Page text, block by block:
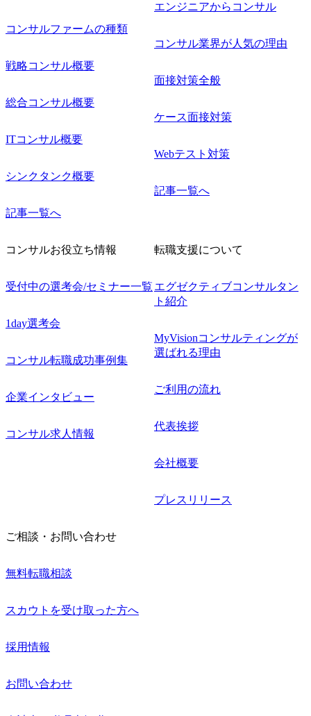
コンサルファームの種類
戦略コンサル概要
総合コンサル概要
ITコンサル概要
シンクタンク概要
記事一覧へ
エンジニアからコンサル
コンサル業界が人気の理由
面接対策全般
ケース面接対策
Webテスト対策
記事一覧へ
コンサルお役立ち情報
受付中の選考会/セミナー一覧
1day選考会
コンサル転職成功事例集
企業インタビュー
コンサル求人情報
転職支援について
エグゼクティブコンサルタン
ト紹介
MyVisionコンサルティングが
選ばれる理由
ご利用の流れ
代表挨拶
会社概要
プレスリリース
ご相談・お問い合わせ
無料転職相談
スカウトを受け取った方へ
採用情報
お問い合わせ